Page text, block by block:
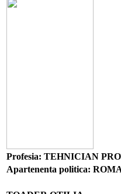
Profesia: TEHNICIAN
Apartenenta politica: